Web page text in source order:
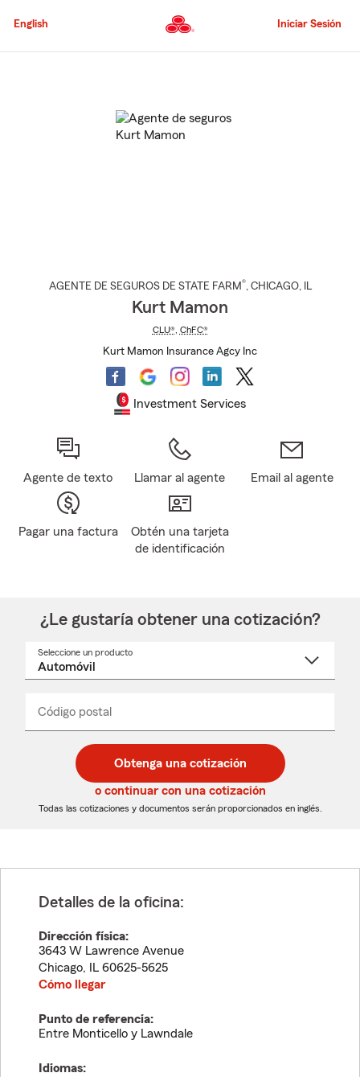
al
principal
English Iniciar Sesión
AGENTE DE SEGUROS DE STATE FARM®, CHICAGO, IL
Kurt Mamon
CLU®, ChFC®
Kurt Mamon Insurance Agcy Inc
Investment Services
Agente de texto Llamar al agente Email al agente
Pagar una factura
Obtén una tarjeta
de identificación
¿Le gustaría obtener una cotización?
Seleccione un producto
desplegable
Código postal
de
5
dígitos
de
5
dígitos
_____
Obtenga una cotización
o continuar con una cotización
Todas las cotizaciones y documentos serán proporcionados en inglés.
Detalles de la oficina:
Dirección física:
3643 W Lawrence Avenue
Chicago, IL 60625-5625
Cómo llegar
Punto de referencia:
Entre Monticello y Lawndale
Idiomas: